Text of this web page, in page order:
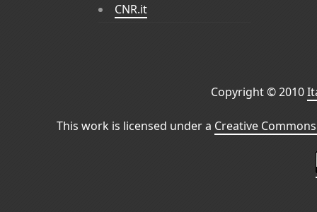
CNR.it
Copyright © 2010
This work is licensed under a Creative